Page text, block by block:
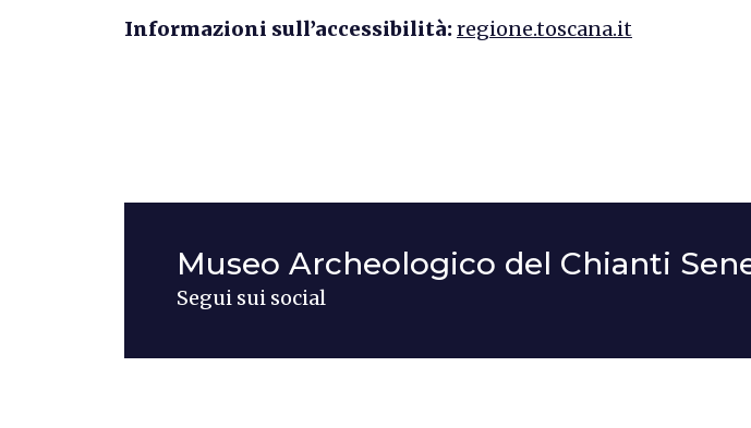
Informazioni sull’accessibilità:regione.toscana.it
Museo Archeologico del Chianti
Segui sui social